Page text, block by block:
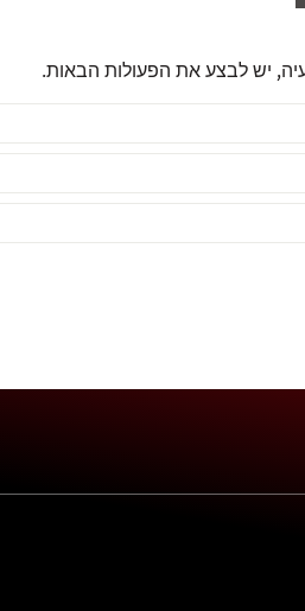
יש לבצע את הפעולות הבאות.